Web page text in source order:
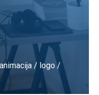
/ logo /